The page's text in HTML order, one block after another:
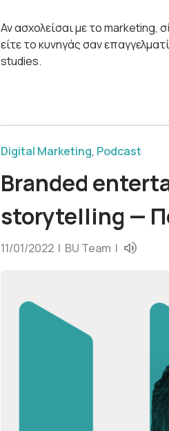
Αν ασχολείσαι με το marketing,
είτε το κυνηγάς σαν
studies.
Digital Marketing, Podcast
Branded
storytelling —
11/01/2022 | BU Team |